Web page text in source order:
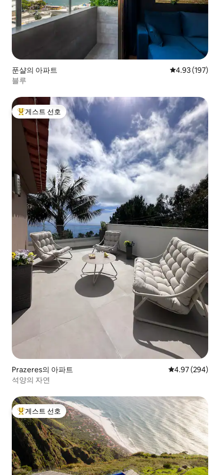
푼샬의 아파트 평점 4.93점(5
4.93 (197)
블루
상위 게스트 선호
게스트 선호
Prazeres의 아파트 평점 4.97점(5
4.97 (294)
석양의 자연
상위 게스트 선호
게스트 선호